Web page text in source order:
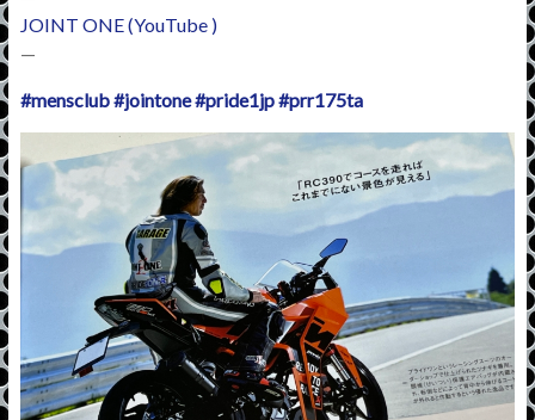
JOINT ONE (YouTube )
—
#mensclub#jointone#pride1jp#prr175ta